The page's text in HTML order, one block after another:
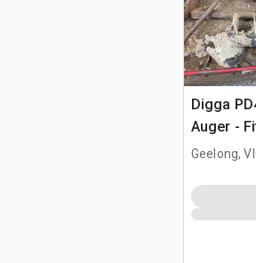
Digga
Auger -
Geelong,